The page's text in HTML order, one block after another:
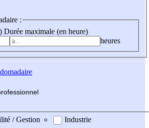
:
Durée maximale (en heure)
heures
fessionnel
/ Gestion
Industrie